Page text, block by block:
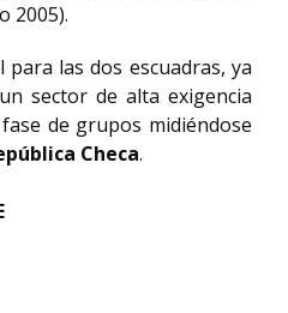
2005).
las dos escuadras, ya
sector de alta exigencia
de grupos midiéndose
Checa.